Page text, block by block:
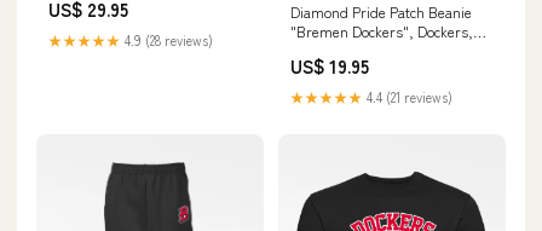
US$ 29.95
★★★★★ 4.9 (28 reviews)
Diamond Pride Patch Beanie
"Bremen Dockers", Dockers,
US$ 19.95
★★★★★ 4.4 (21 reviews)